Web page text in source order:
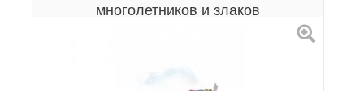
многолетников и злаков